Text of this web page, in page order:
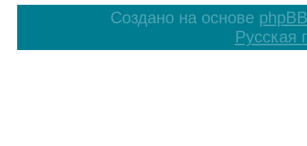
Создано на основе phpBB
Русская